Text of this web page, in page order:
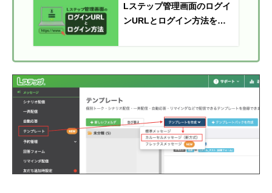
Lステップ管理画面のログイ
ンURLとログイン方法を解